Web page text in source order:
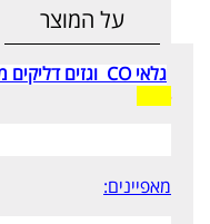
על המוצר
גלאי CO וגזים דליקים מתאים לחניונים דגם CP01
מאפיינים: